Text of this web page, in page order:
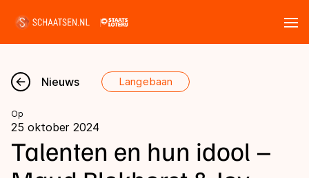
Nieuws
Kalender
Nieuws Langebaan
Op
25 oktober 2024
Talenten en hun idool –